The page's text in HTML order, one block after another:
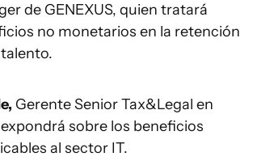
de GENEXUS, quien tratará
no monetarios en la retención
Gerente Senior Tax&Legal en
sobre los beneficios
al sector IT.